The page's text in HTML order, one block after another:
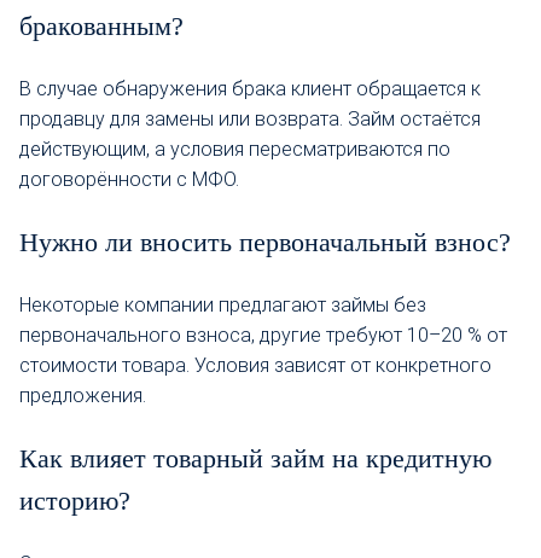
бракованным?
В случае обнаружения брака клиент обращается к
продавцу для замены или возврата. Займ остаётся
действующим, а условия пересматриваются по
договорённости с МФО.
Нужно ли вносить первоначальный взнос?
Некоторые компании предлагают займы без
первоначального взноса, другие требуют 10–20 % от
стоимости товара. Условия зависят от конкретного
предложения.
Как влияет товарный займ на кредитную
историю?